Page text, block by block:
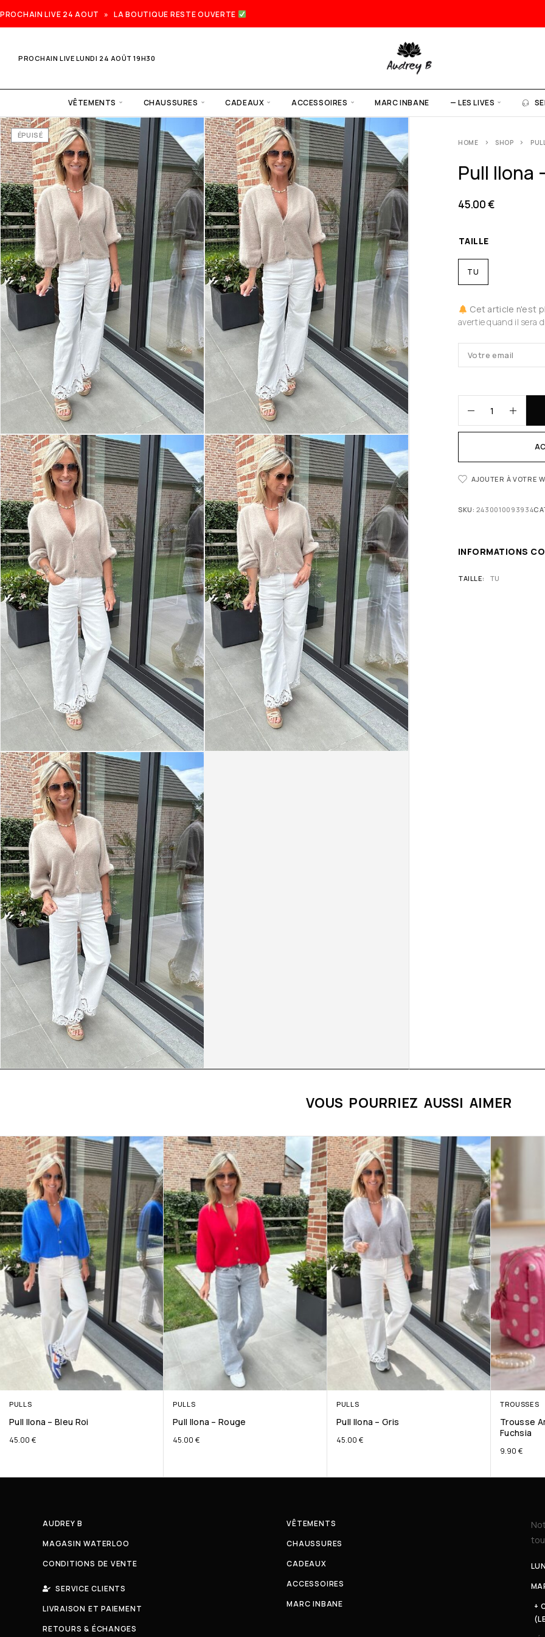
PROCHAIN LIVE 24 AOUT » LA BOUTIQUE RESTE OUVERTE
PROCHAIN LIVE LUNDI 24 AOÛT 19H30
VÊTEMENTS CHAUSSURES CADEAUX ACCESSOIRES MARC INBANE — LES LIVES
ÉPUISÉ
HOME SHOP
Pull Ilona
45.00€
TAILLE
TU
Cet article n'est
avertie quand il sera
AJOUTER À VOTRE
SKU:2430010093934
INFORMATIONS
TAILLE TU
VOUS POURRIEZ AUSSI AIMER
PULLS
Pull Ilona – Bleu Roi
45.00 €
PULLS
Pull Ilona – Rouge
45.00 €
PULLS
Pull Ilona – Gris
45.00 €
TROUSSES
Trousse
Fuchsia
9.90 €
AUDREY B
MAGASIN WATERLOO
CONDITIONS DE VENTE
SERVICE CLIENTS
LIVRAISON ET PAIEMENT
RETOURS & ÉCHANGES
VÊTEMENTS
CHAUSSURES
CADEAUX
ACCESSOIRES
MARC INBANE
+